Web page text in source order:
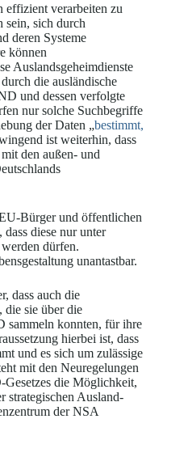
effizient verarbeiten zu
sein, sich durch
deren Systeme
können
Auslandsgeheimdienste
die ausländische
und dessen verfolgte
nur solche Suchbegriffe
der Daten „bestimmt,
ist weiterhin, dass
den außen- und
Bürger und öffentlichen
diese nur unter
dürfen.
unantastbar.
dass auch die
die sie über die
sammeln konnten, für ihre
hierbei ist, dass
und es sich um zulässige
mit den Neuregelungen
die Möglichkeit,
strategischen Ausland-
der NSA